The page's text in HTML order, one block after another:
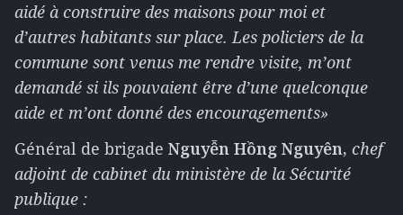
aidé à construire des maisons pour moi et
d’autres habitants sur place. Les policiers de la
commune sont venus me rendre visite, m’ont
demandé si ils pouvaient être d’une quelconque
aide et m’ont donné des encouragements»
Général de brigade Nguyễn Hồng Nguyên, chef
adjoint de cabinet du ministère de la Sécurité
publique :